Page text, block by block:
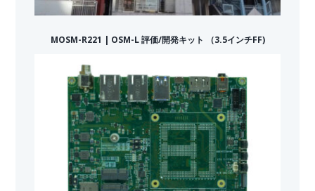
MOSM-R221 | OSM-L 評価/開発キット （3.5インチFF)